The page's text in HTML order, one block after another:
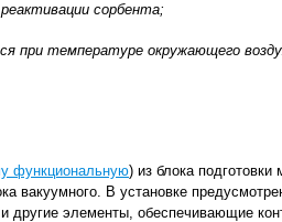
сорбента;
при температуре окружающего
функциональную) из блока подготовки
вакуумного. В установке
другие элементы, обеспечивающие